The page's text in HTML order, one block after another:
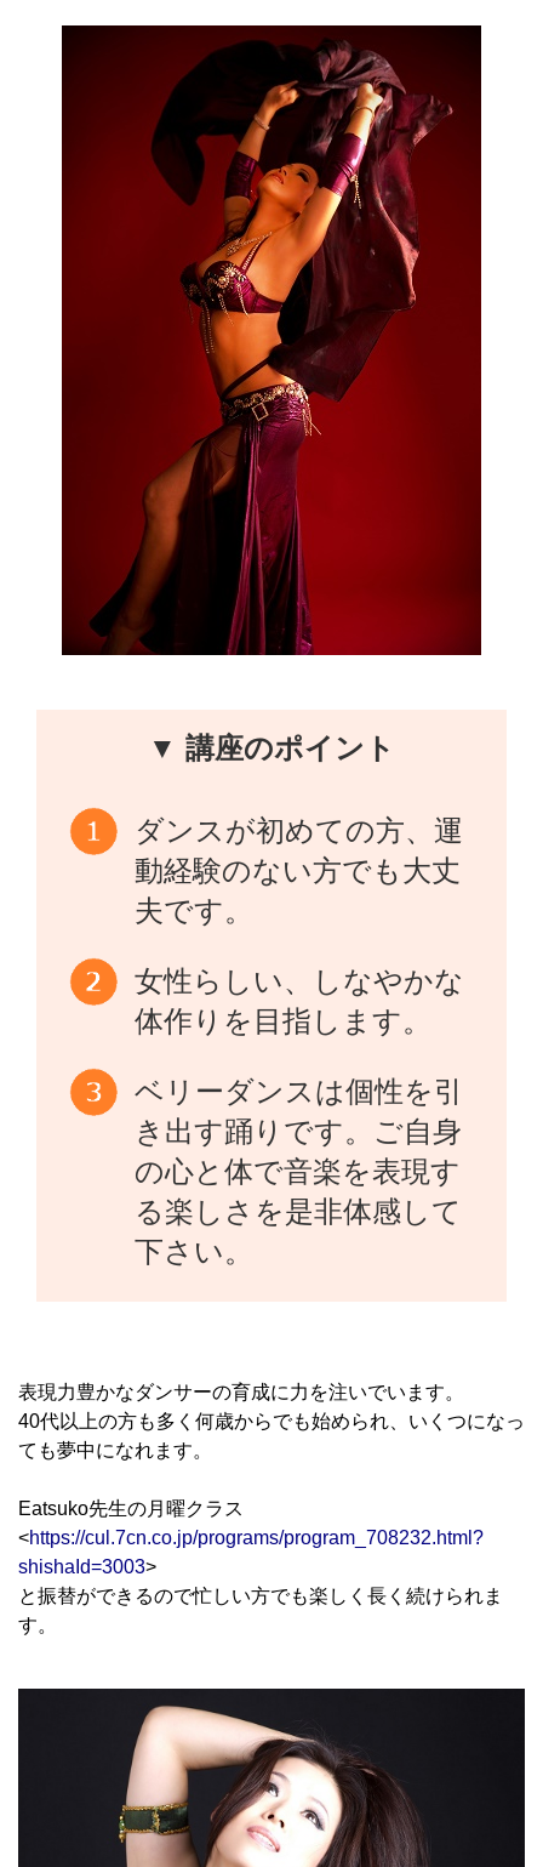
▼ 講座のポイント
ダンスが初めての方、運
動経験のない方でも大丈
夫です。
女性らしい、しなやかな
体作りを目指します。
ベリーダンスは個性を引
き出す踊りです。ご自身
の心と体で音楽を表現す
る楽しさを是非体感して
下さい。
表現力豊かなダンサーの育成に力を注いでいます。
40代以上の方も多く何歳からでも始められ、いくつになっ
ても夢中になれます。
Eatsuko先生の月曜クラス
<https://cul.7cn.co.jp/programs/program_708232.html?
shishaId=3003>
と振替ができるので忙しい方でも楽しく長く続けられま
す。